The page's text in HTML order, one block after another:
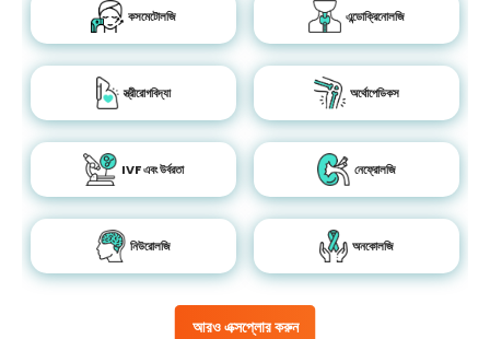
আরও এক্সপ্লোর করুন
কসমেটোলজি এন্ডোক্রিনোলজি
স্ত্রীরোগবিদ্যা অর্থোপেডিকস
IVF এবং উর্বরতা নেফ্রোলজি
নিউরোলজি অনকোলজি